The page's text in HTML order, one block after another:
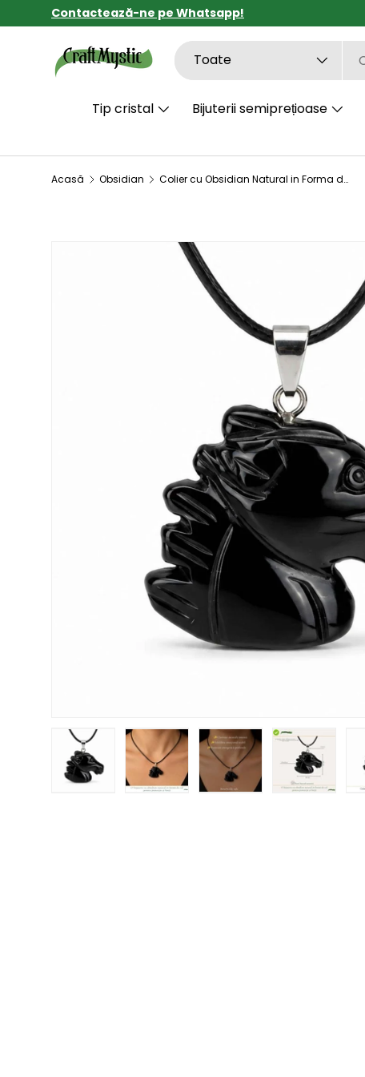
SARI LA CONȚINUT
Contactează-ne pe Whatsapp!
Căutare
Tipul de produs
Toate
Tip cristal Bijuterii semiprețioase
Acasă Obsidian Colier cu Obsidian Natural in Forma de Cal – Protectie, Forta si incredere
SARI LA INFORMAȚIILE DESPRE PRODUS